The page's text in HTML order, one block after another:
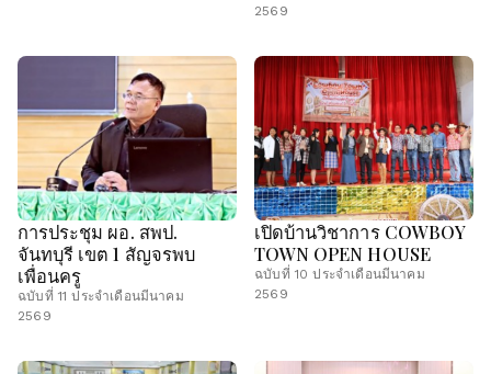
2569
การประชุม ผอ. สพป.
จันทบุรี เขต 1 สัญจรพบ
เพื่อนครู
ฉบับที่ 11 ประจำเดือนมีนาคม
2569
เปิดบ้านวิชาการ COWBOY
TOWN OPEN HOUSE
ฉบับที่ 10 ประจำเดือนมีนาคม
2569